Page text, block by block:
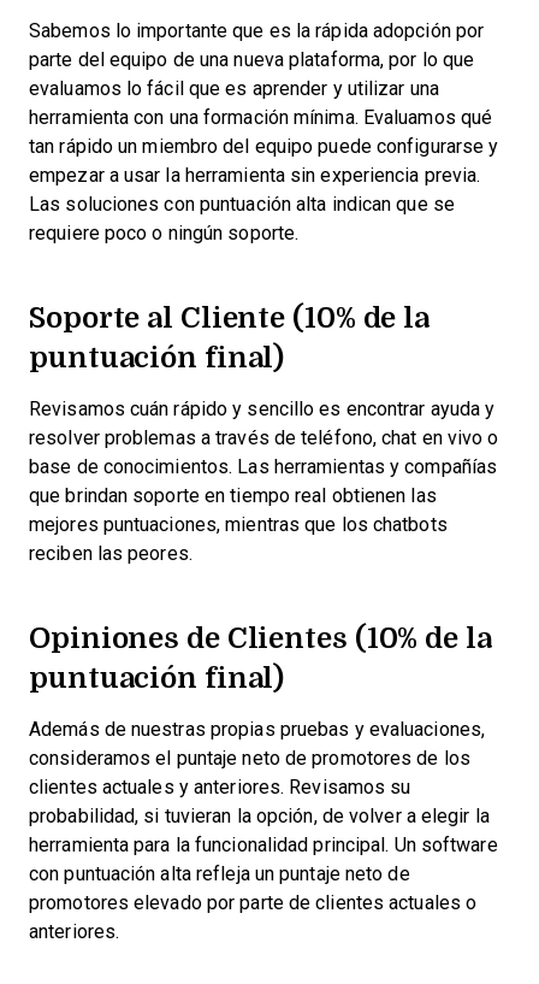
Sabemos lo importante que es la rápida adopción por
parte del equipo de una nueva plataforma, por lo que
evaluamos lo fácil que es aprender y utilizar una
herramienta con una formación mínima. Evaluamos qué
tan rápido un miembro del equipo puede configurarse y
empezar a usar la herramienta sin experiencia previa.
Las soluciones con puntuación alta indican que se
requiere poco o ningún soporte.
Soporte al Cliente (10% de la
puntuación final)
Revisamos cuán rápido y sencillo es encontrar ayuda y
resolver problemas a través de teléfono, chat en vivo o
base de conocimientos. Las herramientas y compañías
que brindan soporte en tiempo real obtienen las
mejores puntuaciones, mientras que los chatbots
reciben las peores.
Opiniones de Clientes (10% de la
puntuación final)
Además de nuestras propias pruebas y evaluaciones,
consideramos el puntaje neto de promotores de los
clientes actuales y anteriores. Revisamos su
probabilidad, si tuvieran la opción, de volver a elegir la
herramienta para la funcionalidad principal. Un software
con puntuación alta refleja un puntaje neto de
promotores elevado por parte de clientes actuales o
anteriores.